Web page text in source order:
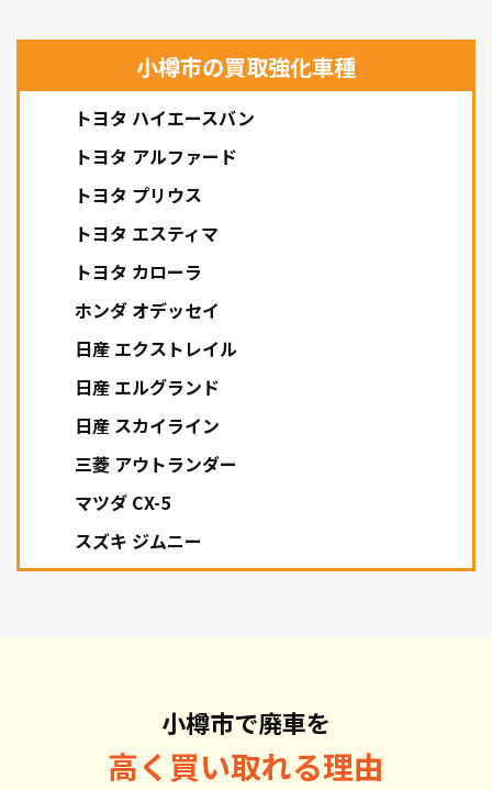
小樽市の買取強化車種
トヨタ ハイエースバン
トヨタ アルファード
トヨタ プリウス
トヨタ エスティマ
トヨタ カローラ
ホンダ オデッセイ
日産 エクストレイル
日産 エルグランド
日産 スカイライン
三菱 アウトランダー
マツダ CX-5
スズキ ジムニー
小樽市で廃車を
高く買い取れる理由